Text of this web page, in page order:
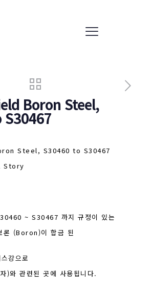
Boron Steel,
Steel, S30460 to S30467
Story
~ S30467 까지 규정이 있는
(Boron)이 합금 된
강으로
)와 관련된 곳에 사용됩니다.